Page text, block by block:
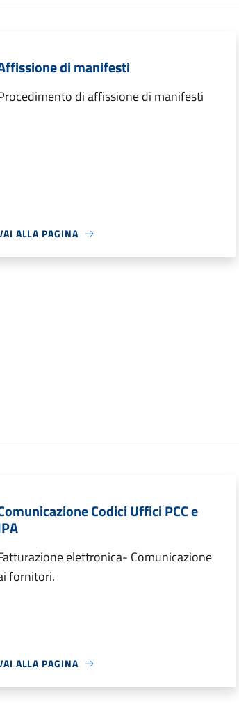
di manifesti
di affissione di manifesti
ALLA PAGINA
Codici Uffici PCC e
elettronica- Comunicazione
fornitori.
ALLA PAGINA